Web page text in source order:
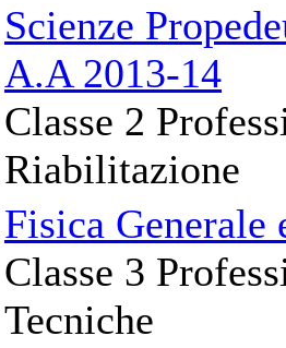
Scienze
A.A 2013-14
Classe 2
Riabilitazione
Fisica Generale
Classe 3
Tecniche